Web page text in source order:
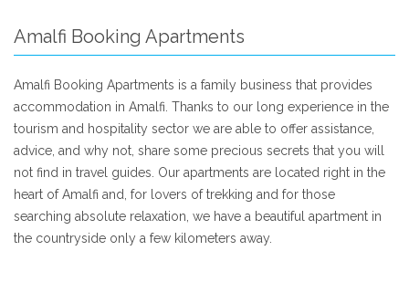
Amalfi Booking Apartments
Amalfi Booking Apartments is a family business that provides
accommodation in Amalfi. Thanks to our long experience in the
tourism and hospitality sector we are able to offer assistance,
advice, and why not, share some precious secrets that you will
not find in travel guides. Our apartments are located right in the
heart of Amalfi and, for lovers of trekking and for those
searching absolute relaxation, we have a beautiful apartment in
the countryside only a few kilometers away.